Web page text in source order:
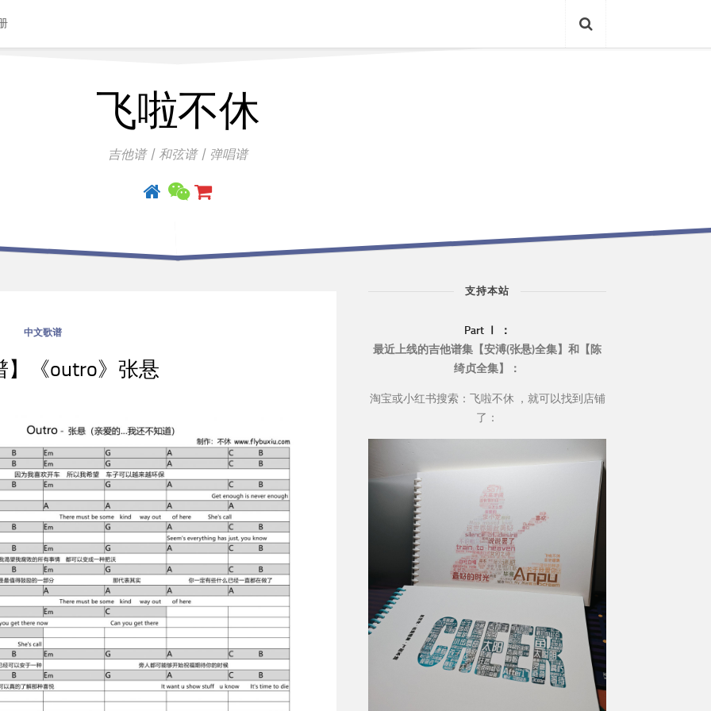
飞啦不休
吉他谱丨和弦谱丨弹唱谱
中文歌谱
】《outro》张悬
支持本站
Part Ⅰ ：
最近上线的吉他谱集【安溥(张悬)全集】和【陈
绮贞全集】：
淘宝或小红书搜索：飞啦不休 ，就可以找到店铺
了：